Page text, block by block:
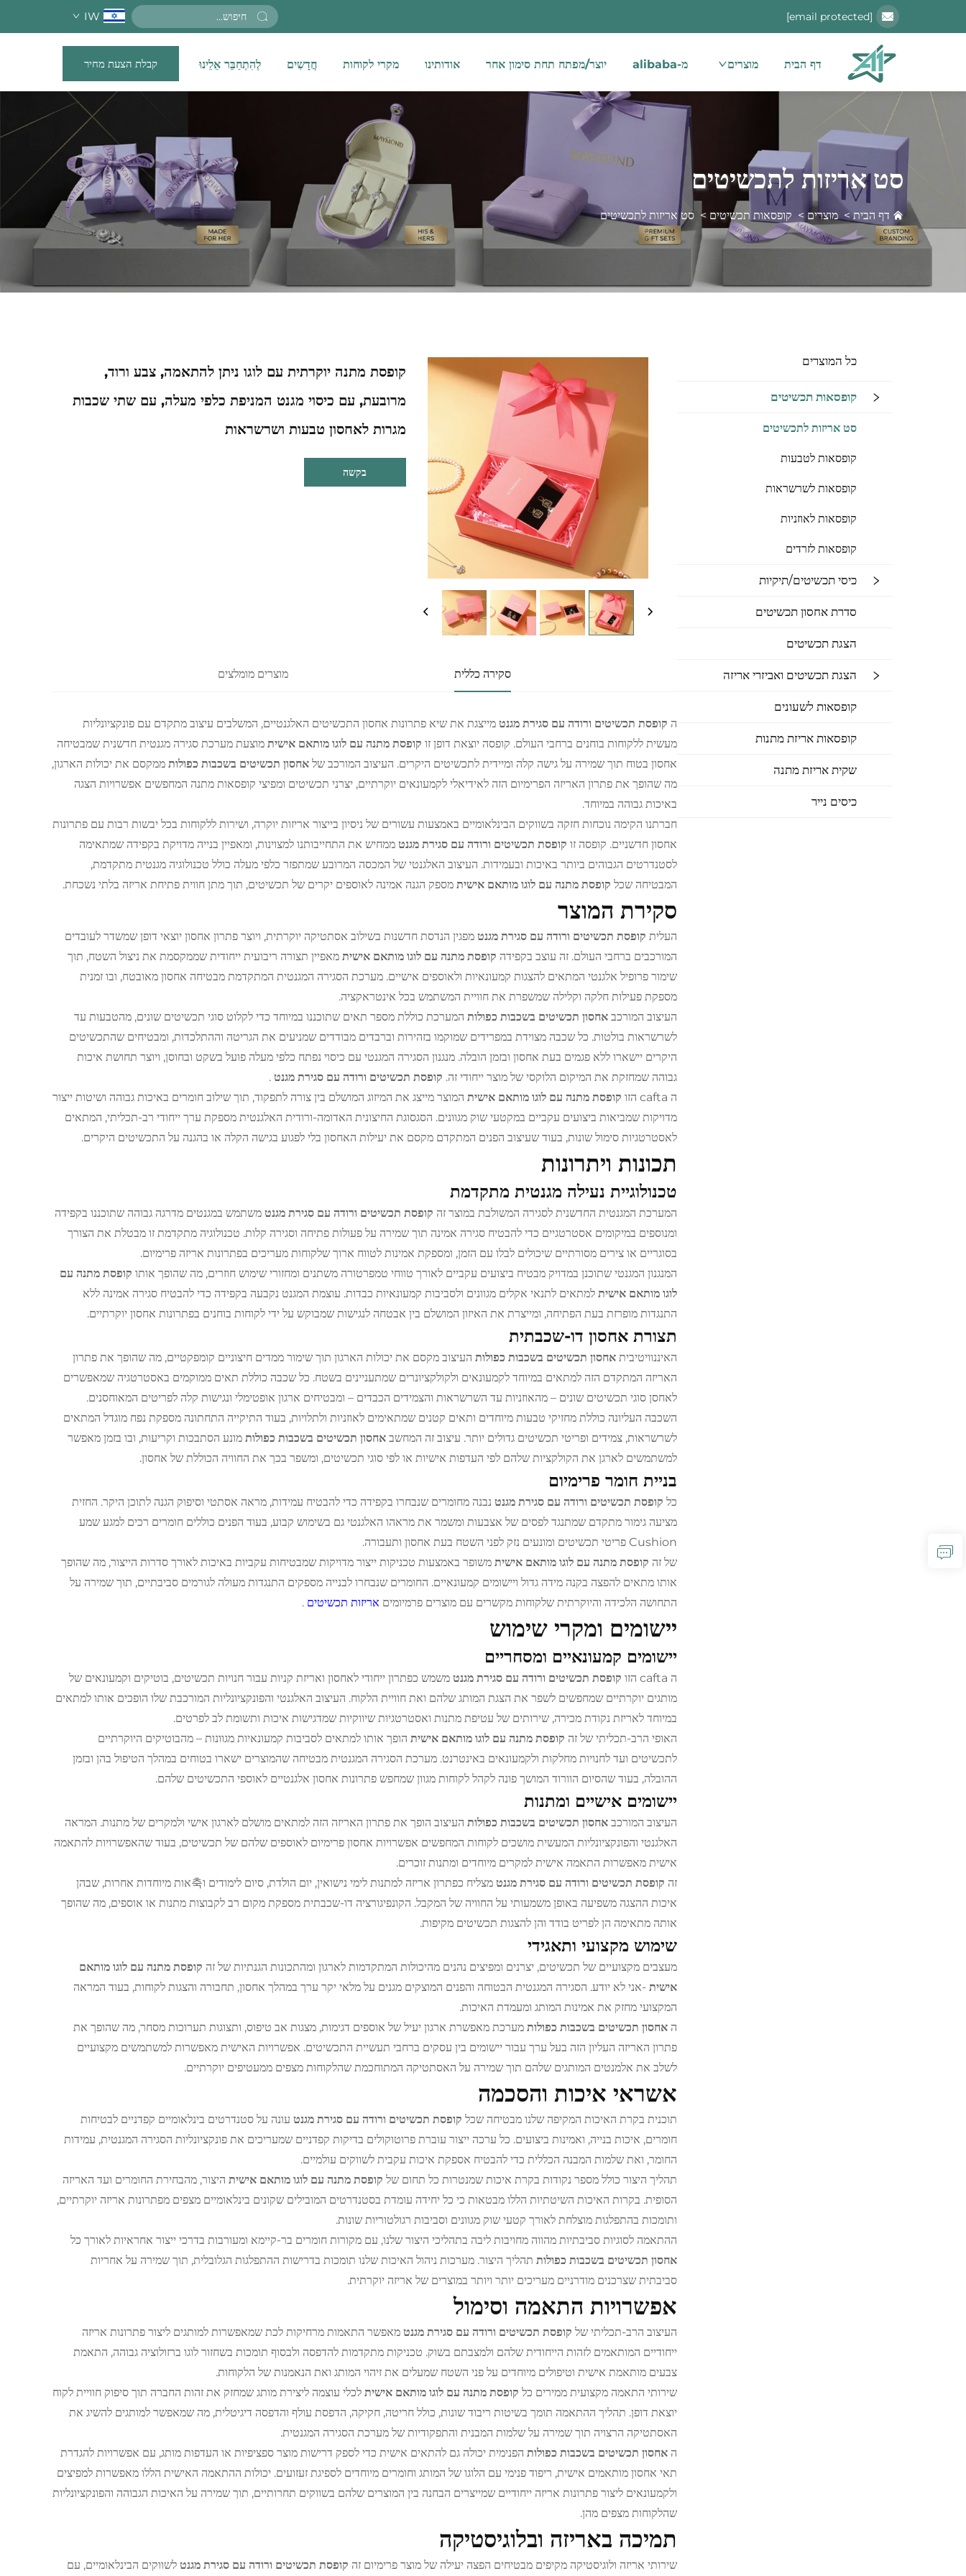
[email protected]
IW
דף הבית מוצרים מ-alibaba יוצר/מפתח תחת סימון אחר אודותינו מקרי לקוחות חֲדָשִים לְהִתְחַבֵּר אֵלֵינוּ קבלת הצעת מחיר
סט אריזות לתכשיטים
דף הבית> מוצרים > קופסאות תכשיטים > סט אריזות לתכשיטים
כל המוצרים
קופסאות תכשיטים
סט אריזות לתכשיטים
קופסאות לטבעות
קופסאות לשרשראות
קופסאות לאוזניות
קופסאות לזרדים
כיסי תכשיטים/תיקיות
סדרת אחסון תכשיטים
הצגת תכשיטים
הצגת תכשיטים ואביזרי אריזה
קופסאות לשעונים
קופסאות אריזת מתנות
שקית אריזת מתנה
כיסים נייר
קופסת מתנה יוקרתית עם לוגו ניתן להתאמה, צבע ורוד,
מרובעת, עם כיסוי מגנט המניפת כלפי מעלה, עם שתי שכבות
מגרות לאחסון טבעות ושרשראות
בקשה
סקירה כללית מוצרים מומלצים
ה קופסת תכשיטים ורודה עם סגירת מגנט מייצגת את שיא פתרונות אחסון התכשיטים האלגנטיים, המשלבים עיצוב מתקדם עם פונקציונליות
מעשית ללקוחות בוחנים ברחבי העולם. קופסה יוצאת דופן זו קופסת מתנה עם לוגו מותאם אישית מוצעת מערכת סגירה מגנטית חדשנית שמבטיחה
אחסון בטוח תוך שמירה על גישה קלה ומיידית לתכשיטים היקרים. העיצוב המורכב של אחסון תכשיטים בשכבות כפולות ממקסם את יכולות הארגון,
מה שהופך את פתרון האריזה הפרימיום הזה לאידיאלי לקמעונאים יוקרתיים, יצרני תכשיטים ומפיצי קופסאות מתנה המחפשים אפשרויות הצגה
באיכות גבוהה במיוחד.
חברתנו הקימה נוכחות חזקה בשווקים הבינלאומיים באמצעות עשורים של ניסיון בייצור אריזות יוקרה, ושירות ללקוחות בכל יבשות רבות עם פתרונות
אחסון חדשניים. קופסה זו קופסת תכשיטים ורודה עם סגירת מגנט ממחיש את התחייבותנו למצוינות, ומאפיין בנייה מדויקת בקפידה שמתאימה
לסטנדרטים הגבוהים ביותר באיכות ובעמידות. העיצוב האלגנטי של המכסה המרובע שמתפזר כלפי מעלה כולל טכנולוגיה מגנטית מתקדמת,
המבטיחה שכל קופסת מתנה עם לוגו מותאם אישית מספק הגנה אמינה לאוספים יקרים של תכשיטים, תוך מתן חווית פתיחת אריזה בלתי נשכחת.
סקירת המוצר
העלית קופסת תכשיטים ורודה עם סגירת מגנט מפגין הנדסת חדשנות בשילוב אסתטיקה יוקרתית, ויוצר פתרון אחסון יוצאי דופן שמשדר לעובדים
המורכבים ברחבי העולם. זה עוצב בקפידה קופסת מתנה עם לוגו מותאם אישית מאפיין תצורה ריבועית ייחודית שממקסמת את ניצול השטח, תוך
שימור פרופיל אלגנטי המתאים להצגות קמעונאיות ולאוספים אישיים. מערכת הסגירה המגנטית המתקדמת מבטיחה אחסון מאובטח, ובו זמנית
מספקת פעילות חלקה וקלילה שמשפרת את חוויית המשתמש בכל אינטראקציה.
העיצוב המורכב אחסון תכשיטים בשכבות כפולות המערכת כוללת מספר תאים שתוכננו במיוחד כדי לקלוט סוגי תכשיטים שונים, מהטבעות עד
לשרשראות בולטות. כל שכבה מצוידת במפרידים שמוקמו בזהירות וברבדים מבודדים שמניעים את הגריטה וההתלכדות, ומבטיחים שהתכשיטים
היקרים יישארו ללא פגמים בעת אחסון ובזמן הובלה. מנגנון הסגירה המגנטי עם כיסוי נפתח כלפי מעלה פועל בשקט ובחוסן, ויוצר תחושת איכות
גבוהה שמחזקת את המיקום הלוקסי של מוצר ייחודי זה. קופסת תכשיטים ורודה עם סגירת מגנט .
ה cafta הזו
קופסת מתנה עם לוגו מותאם אישית המוצר מייצג את המיזוג המושלם בין צורה לתפקוד, תוך שילוב חומרים באיכות גבוהה ושיטות ייצור
מדויקות שמביאות ביצועים עקביים במקטעי שוק מגוונים. הסגסוגת החיצונית האדומה-ורודית האלגנטית מספקת ערך ייחודי רב-תכליתי, המתאים
לאסטרטגיות סימול שונות, בעוד שעיצוב הפנים המתקדם מקסם את יעילות האחסון בלי לפגוע בגישה הקלה או בהגנה על התכשיטים היקרים.
תכונות ויתרונות
טכנולוגיית נעילה מגנטית מתקדמת
המערכת המגנטית החדשנית לסגירה המשולבת במוצר זה קופסת תכשיטים ורודה עם סגירת מגנט משתמש במגנטים מדרגה גבוהה שתוכננו בקפידה
ומנוספים במיקומים אסטרטגיים כדי להבטיח סגירה אמינה תוך שמירה על פעולות פתיחה וסגירה קלות. טכנולוגיה מתקדמת זו מבטלת את הצורך
בסוגריים או צירים מסורתיים שיכולים לבלו עם הזמן, ומספקת אמינות לטווח ארוך שלקוחות מעריכים בפתרונות אריזה פרימיום.
המנגנון המגנטי שתוכנן במדויק מבטיח ביצועים עקביים לאורך טווחי טמפרטורה משתנים ומחזורי שימוש חוזרים, מה שהופך אותו קופסת מתנה עם
לוגו מותאם אישית למתאים לתנאי אקלים מגוונים ולסביבות קמעונאיות כבדות. עוצמת המגנט נקבעה בקפידה כדי להבטיח סגירה אמינה ללא
התנגדות מופרזת בעת הפתיחה, ומייצרת את האיזון המושלם בין אבטחה לנגישות שמבוקש על ידי לקוחות בוחנים בפתרונות אחסון יוקרתיים.
תצורת אחסון דו-שכבתית
האיננוויטיבית אחסון תכשיטים בשכבות כפולות העיצוב מקסם את יכולות הארגון תוך שימור ממדים חיצוניים קומפקטיים, מה שהופך את פתרון
האריזה המתקדם הזה למתאים במיוחד לקמעונאים ולקולקציונרים שמתעניינים בשטח. כל שכבה כוללת תאים ממוקמים באסטרטגיה שמאפשרים
לאחסן סוגי תכשיטים שונים – מהאוזניות עד השרשראות והצמידים הכבדים – ומבטיחים ארגון אופטימלי ונגישות קלה לפריטים המאוחסנים.
השכבה העליונה כוללת מחזיקי טבעות מיוחדים ותאים קטנים שמתאימים לאוזניות ולתלויות, בעוד התיקייה התחתונה מספקת נפח מוגדל המתאים
לשרשראות, צמידים ופריטי תכשיטים גדולים יותר. עיצוב זה המחשב אחסון תכשיטים בשכבות כפולות מונע הסתבכות וקריעות, ובו בזמן מאפשר
למשתמשים לארגן את הקולקציות שלהם לפי העדפות אישיות או לפי סוגי תכשיטים, ומשפר בכך את החוויה הכוללת של אחסון.
בניית חומר פרימיום
כל קופסת תכשיטים ורודה עם סגירת מגנט נבנה מחומרים שנבחרו בקפידה כדי להבטיח עמידות, מראה אסתטי וסיפוק הגנה לתוכן היקר. החזית
מציעה גימור מתקדם שמתנגד לפסים של אצבעות ומשמר את מראהו האלגנטי גם בשימוש קבוע, בעוד הפנים כוללים חומרים רכים למגע שמע
Cushion פריטי תכשיטים ומונעים נזק לפני השטח בעת אחסון ותעבורה.
של זה קופסת מתנה עם לוגו מותאם אישית משופר באמצעות טכניקות ייצור מדויקות שמבטיחות עקביות באיכות לאורך סדרות הייצור, מה שהופך
אותו מתאים להפצה בקנה מידה גדול ויישומים קמעונאיים. החומרים שנבחרו לבנייה מספקים התנגדות מעולה לגורמים סביבתיים, תוך שמירה על
התחושה הלכידה והיוקרתית שלקוחות מקשרים עם מוצרים פרמיומים אריזות תכשיטים .
יישומים ומקרי שימוש
יישומים קמעונאיים ומסחריים
ה cafta הזו קופסת תכשיטים ורודה עם סגירת מגנט משמש כפתרון ייחודי לאחסון ואריזת קניות עבור חנויות תכשיטים, בוטיקים וקמעונאים של
מותגים יוקרתיים שמחפשים לשפר את הצגת המותג שלהם ואת חוויית הלקוח. העיצוב האלגנטי והפונקציונליות המורכבת שלו הופכים אותו למתאים
במיוחד לאריזת נקודת מכירה, שירותים של עטיפת מתנות ואסטרטגיות שיווקיות שמדגישות איכות ותשומת לב לפרטים.
האופי הרב-תכליתי של זה קופסת מתנה עם לוגו מותאם אישית הופך אותו למתאים לסביבות קמעונאיות מגוונות – מהבוטיקים היוקרתיים
לתכשיטים ועד לחנויות מחלקות ולקמעונאים באינטרנט. מערכת הסגירה המגנטית מבטיחה שהמוצרים ישארו בטוחים במהלך הטיפול בהן ובזמן
ההובלה, בעוד שהסיום הוורוד המושך פונה לקהל לקוחות מגוון שמחפש פתרונות אחסון אלגנטיים לאוספי התכשיטים שלהם.
יישומים אישיים ומתנות
העיצוב המורכב אחסון תכשיטים בשכבות כפולות העיצוב הופך את פתרון האריזה הזה למתאים מושלם לארגון אישי ולמקרים של מתנות. המראה
האלגנטי והפונקציונליות המעשית מושכים לקוחות המחפשים אפשרויות אחסון פרימיום לאוספים שלהם של תכשיטים, בעוד שהאפשרויות להתאמה
אישית מאפשרות התאמה אישית למקרים מיוחדים ומתנות זוכרים.
זה קופסת תכשיטים ורודה עם סגירת מגנט
מצליח כפתרון אריזה למתנות לימי נישואין, יום הולדת, סיום לימודים ו축אות מיוחדות אחרות, שבהן
איכות ההצגה משפיעה באופן משמעותי על החוויה של המקבל. הקונפיגורציה דו-שכבתית מספקת מקום רב לקבוצות מתנות או אוספים, מה שהופך
אותה מתאימה הן לפריט בודד והן להצגות תכשיטים מקיפות.
שימוש מקצועי ותאגידי
מעצבים מקצועיים של תכשיטים, יצרנים ומפיצים נהנים מהיכולות המתקדמות לארגון ומהתכונות הגנתיות של זה קופסת מתנה עם לוגו מותאם
אישית -אני לא יודע. הסגירה המגנטית הבטוחה והפנים המוצקים מגנים על מלאי יקר ערך במהלך אחסון, תחבורה והצגות לקוחות, בעוד המראה
המקצועי מחזק את אמינות המותג ומעמדת האיכות.
ה אחסון תכשיטים בשכבות כפולות מערכת מאפשרת ארגון יעיל של אוספים דגימות, מצגות אב טיפוס, ותצוגות תערוכות מסחר, מה שהופך את
פתרון האריזה העליון הזה בעל ערך עבור יישומים בין עסקים ברחבי תעשיית התכשיטים. אפשרויות האישית מאפשרות למשתמשים מקצועיים
לשלב את אלמנטים המותגים שלהם תוך שמירה על האסתטיקה המתוחכמת שהלקוחות מצפים ממעטיפים יוקרתיים.
אשראי איכות והסכמה
תוכנית בקרת האיכות המקיפה שלנו מבטיחה שכל קופסת תכשיטים ורודה עם סגירת מגנט עונה על סטנדרטים בינלאומיים קפדניים לבטיחות
חומרים, איכות בנייה, ואמינות ביצועים. כל ערכה ייצור עוברת פרוטוקולים בדיקות קפדניים שמעריכים את פונקציונליות הסגירה המגנטית, עמידות
החומר, ואת שלמות המבנה הכללית כדי להבטיח אספקת איכות עקבית לשווקים עולמיים.
תהליך היצור כולל מספר נקודות בקרת איכות שמנטרות כל תחום של קופסת מתנה עם לוגו מותאם אישית היצור, מהבחירת החומרים ועד האריזה
הסופית. בקרות האיכות השיטתיות הללו מבטאות כי כל יחידה עומדת בסטנדרטים המובילים שקונים בינלאומיים מצפים מפתרונות אריזה יוקרתיים,
ותומכות בהתפלגות מוצלחת לאורך קטעי שוק מגוונים וסביבות רגולטוריות שונות.
ההתאמה לסוגיות סביבתיות מהווה מחויבות ליבה בתהליכי היצור שלנו, עם מקורות חומרים בר-קיימא ומעורבות בדרכי ייצור אחראיות לאורך כל
אחסון תכשיטים בשכבות כפולות תהליך היצור. מערכות ניהול האיכות שלנו תומכות בדרישות ההתפלגות הגלובלית, תוך שמירה על אחריות
סביבתית שצרכנים מודרניים מעריכים יותר ויותר במוצרים של אריזה יוקרתית.
אפשרויות התאמה וסימול
העיצוב הרב-תכליתי של קופסת תכשיטים ורודה עם סגירת מגנט מאפשר התאמות מרחיקות לכת שמאפשרות למותגים ליצור פתרונות אריזה
ייחודיים המותאמים לזהות הייחודית שלהם ולמצבתם בשוק. טכניקות מתקדמות להדפסה ולבסוף תומכות בשחזור לוגו ברזולוציה גבוהה, התאמת
צבעים מותאמת אישית וטיפולים מיוחדים על פני השטח שמעלים את זיהוי המותג ואת הנאמנות של הלקוחות.
שירותי התאמה מקצועית ממירים כל קופסת מתנה עם לוגו מותאם אישית לכלי עוצמה ליצירת מותג שמחזק את זהות החברה תוך סיפוק חוויית לקוח
יוצאת דופן. תהליך ההתאמה תומך בשיטות ריבוד שונות, כולל חריטה, חקיקה, הדפסת עולף והדפסה דיגיטלית, מה שמאפשר למותגים להשיג את
האסתטיקה הרצויה תוך שמירה על שלמות המבנית והתפקודיות של מערכת הסגירה המגנטית.
ה אחסון תכשיטים בשכבות כפולות הפנימית יכולה גם להתאים אישית כדי לספק דרישות מוצר ספציפיות או העדפות מותג, עם אפשרויות להגדרת
תאי אחסון מותאמים אישית, ריפוד פנימי עם הלוגו של המותג וחומרים מיוחדים לספיגת זעזועים. יכולות ההתאמה האישית הללו מאפשרות למפיצים
ולקמעונאים ליצור פתרונות אריזה ייחודיים שמייצרים הבחנה בין המוצרים שלהם בשווקים תחרותיים, תוך שמירה על האיכות הגבוהה והפונקציונליות
שהלקוחות מצפים מהן.
תמיכה באריזה ובלוגיסטיקה
שירותי אריזה ולוגיסטיקה מקיפים מבטיחים הפצה יעילה של מוצר פרימיום זה קופסת תכשיטים ורודה עם סגירת מגנט לשווקים הבינלאומיים, עם